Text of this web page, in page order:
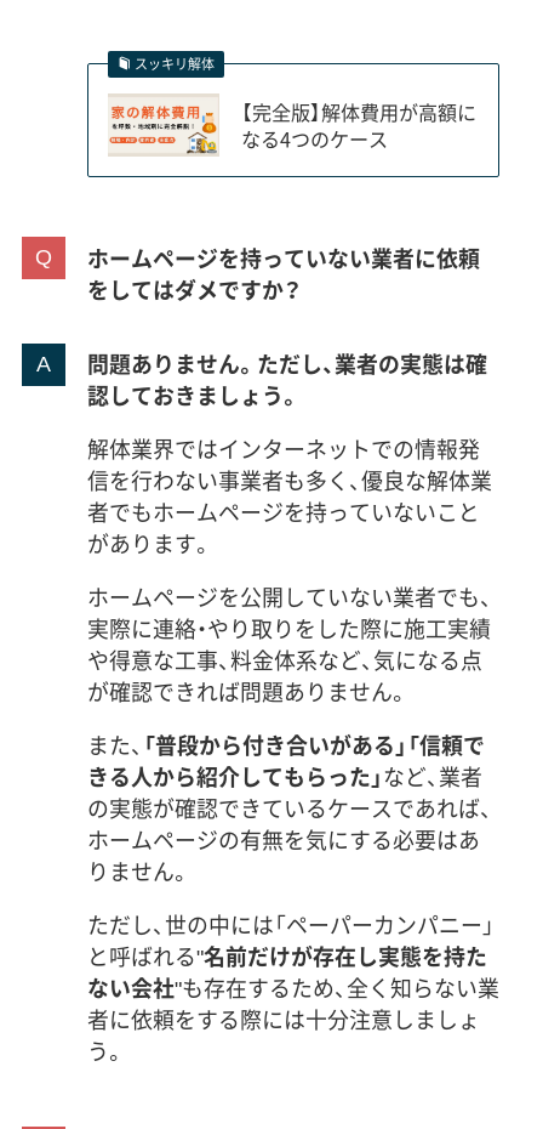
スッキリ解体
【完全版】解体費用が高額に
なる4つのケース
ホームページを持っていない業者に依頼
をしてはダメですか？
問題ありません。ただし、業者の実態は確
認しておきましょう。
解体業界ではインターネットでの情報発
信を行わない事業者も多く、優良な解体業
者でもホームページを持っていないこと
があります。
ホームページを公開していない業者でも、
実際に連絡・やり取りをした際に施工実績
や得意な工事、料金体系など、気になる点
が確認できれば問題ありません。
また、 「普段から付き合いがある」「信頼で
きる人から紹介してもらった」など、業者
の実態が確認できているケースであれば、
ホームページの有無を気にする必要はあ
りません。
ただし、世の中には「ペーパーカンパニー」
と呼ばれる"名前だけが存在し実態を持た
ない会社"も存在するため、全く知らない業
者に依頼をする際には十分注意しましょ
う。